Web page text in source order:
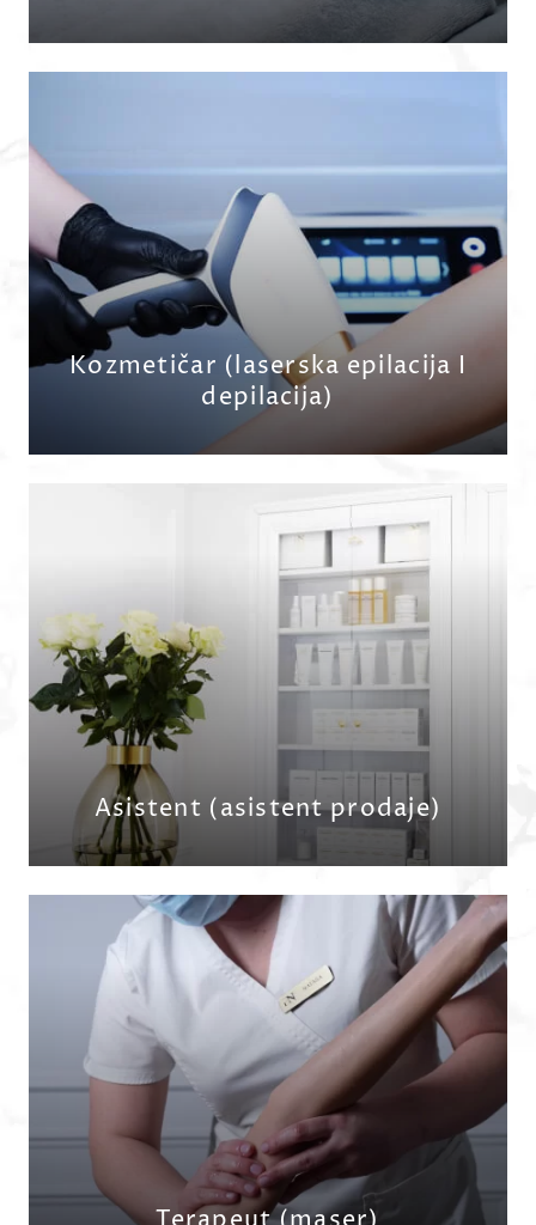
Kozmetičar (laserska epilacija I
depilacija)
PRIJAVITE SE
Asistent (asistent prodaje)
Terapeut (maser)
PRIJAVITE SE